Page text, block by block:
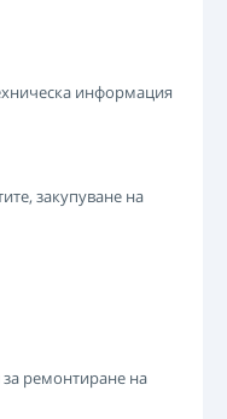
информация
закупуване на
ремонтиране на